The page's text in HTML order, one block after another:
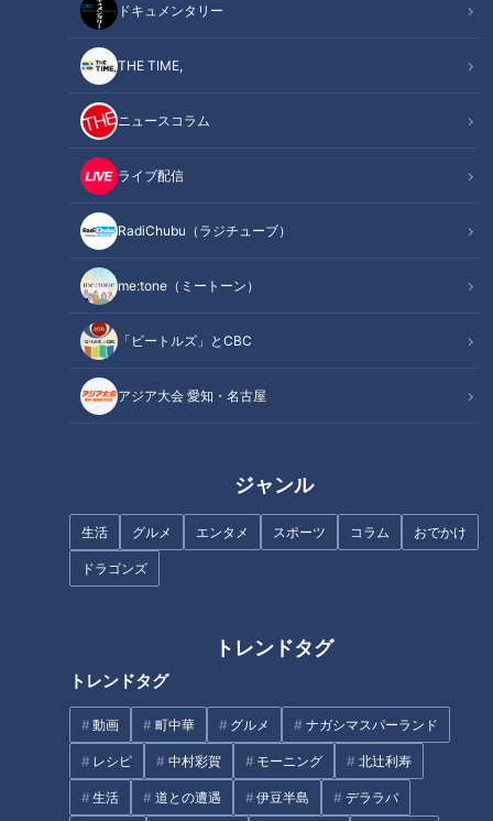
ドキュメンタリー
THE TIME,
ニュースコラム
ライブ配信
RadiChubu（ラジチューブ）
me:tone（ミートーン）
「ビートルズ」とCBC
アジア大会 愛知・名古屋
ジャンル
生活 グルメ エンタメ スポーツ コラム おでかけ
ドラゴンズ
トレンドタグ
トレンドタグ
動画 町中華 グルメ ナガシマスパーランド
レシピ 中村彩賀 モーニング 北辻利寿
生活 道との遭遇 伊豆半島 デララバ
記事に戻る
この記事を見たあなたへのおすすめ
訪れた場所は161カ所！総移動
距離6万9698キロで「しりとり
の旅」完全ゴール！
ンチとは
新生活に役立つ「ダイソー」の
便利グッズ！SNSでバズり中の
貴重なアルバムにマヂラブ感
浅尾拓也コーチ、ドラゴンズ史
上最高のイケメンで昭和の香り
がプンプン匂う男！新たな伝説
全国初！ドンキの新業態「ロビ
ン・フッド」が愛知・あま市に
誕生！コスパ最強の“うどんバイ